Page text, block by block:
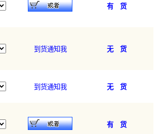
有 货
到货通知我 无 货
到货通知我 无 货
有 货